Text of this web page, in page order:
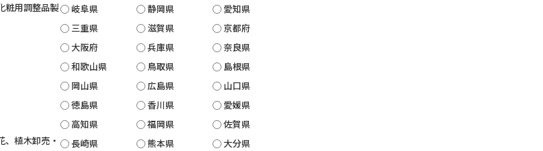
粧用調整品製
植木卸売・
岐阜県
静岡県
愛知県
三重県
滋賀県
京都府
大阪府
兵庫県
奈良県
和歌山県
鳥取県
島根県
岡山県
広島県
山口県
徳島県
香川県
愛媛県
高知県
福岡県
佐賀県
長崎県
熊本県
大分県